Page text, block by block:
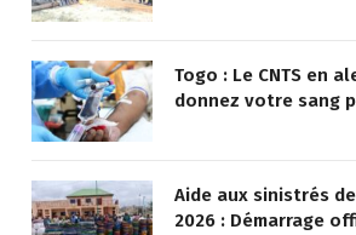
Togo : Le CNTS en
donnez votre sang
Aide aux sinistrés
2026 : Démarrage